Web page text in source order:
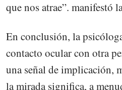
que nos atrae”. manifestó
En conclusión, la
contacto ocular con otra
una señal de implicación,
la mirada significa, a